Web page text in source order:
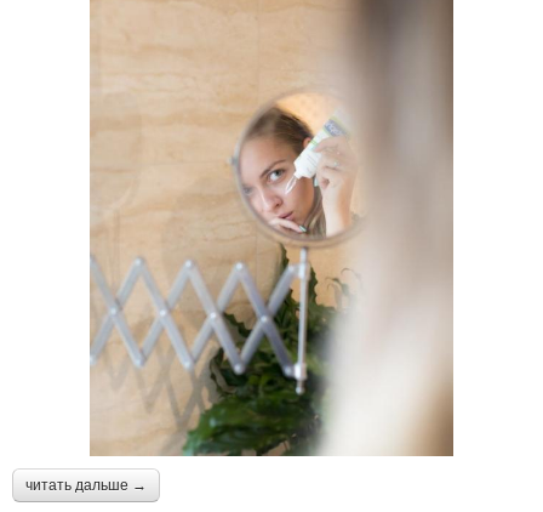
читать дальше →